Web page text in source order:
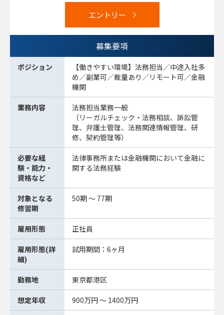
エントリー
募集要項
ポジション
【働きやすい環境】法務担当／中途入社多
め／副業可／裁量あり／リモート可／金融
機関
業務内容
法務担当業務一般
（リーガルチェック・法務相談、訴訟管
理、弁護士管理、法務関連情報管理、研
修、契約管理等）
必要な経
験・能力・
資格など
法律事務所または金融機関において金融に
関する法務経験
対象となる
修習期
50期 ～ 77期
雇用形態 正社員
雇用形態(詳
細)
試用期間：6ヶ月
勤務地 東京都港区
想定年収 900万円 ～ 1400万円